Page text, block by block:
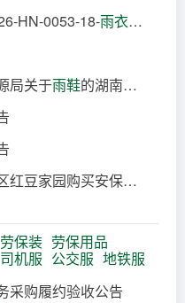
53分钟前
HN-0053-18-雨衣、
18小时前
局关于雨鞋的湖南乐采网超采购项目成交公告
21小时前
天府新区万安街道高饭店社区红豆家园购买安保组夏季工作服、
21小时前
劳保装 劳保用品
司机服 公交服 地铁服
采购履约验收公告